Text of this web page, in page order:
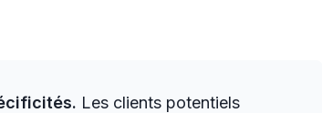
Les clients potentiels